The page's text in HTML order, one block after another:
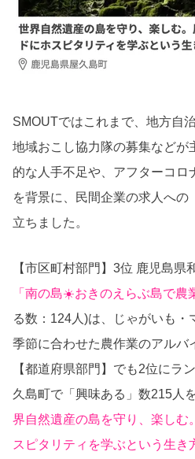
SMOUTではこれまで、地方自
地域おこし協力隊の募集などが
的な人手不足や、アフターコロ
を背景に、民間企業の求人への
立ちました。
【市区町村部門】3位 鹿児島県
「南の島☀️おきのえらぶ島で農
る数：124人)は、じゃがいも
季節に合わせた農作業のアルバ
【都道府県部門】でも2位にラ
久島町で「興味ある」数215人
界自然遺産の島を守り、楽しむ
スピタリティを学ぶという生き